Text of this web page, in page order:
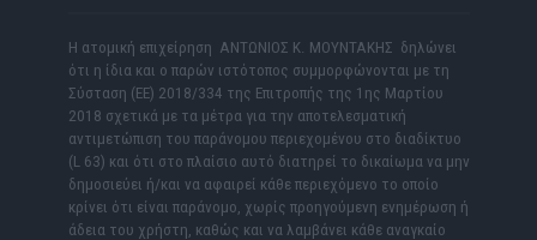
Η ατομική επιχείρηση ΑΝΤΩΝΙΟΣ Κ. ΜΟΥΝΤΑΚΗΣ δηλώνει
ότι η ίδια και ο παρών ιστότοπος συμμορφώνονται με τη
Σύσταση (ΕΕ) 2018/334 της Επιτροπής της 1ης Μαρτίου
2018 σχετικά με τα μέτρα για την αποτελεσματική
αντιμετώπιση του παράνομου περιεχομένου στο διαδίκτυο
(L 63) και ότι στο πλαίσιο αυτό διατηρεί το δικαίωμα να μην
δημοσιεύει ή/και να αφαιρεί κάθε περιεχόμενο το οποίο
κρίνει ότι είναι παράνομο, χωρίς προηγούμενη ενημέρωση ή
άδεια του χρήστη, καθώς και να λαμβάνει κάθε αναγκαίο